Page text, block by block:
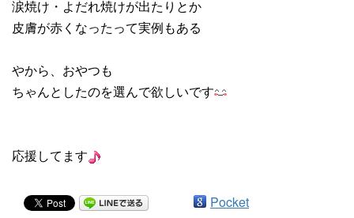
涙焼け・よだれ焼けが出たりとか
皮膚が赤くなったって実例もある
やから、おやつも
ちゃんとしたのを選んで欲しいです
応援してます
Pocket